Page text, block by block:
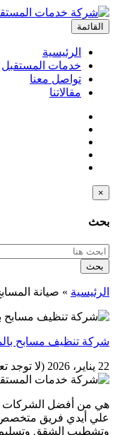
القائمة
الرئيسية
خدمات المستقبل
تواصل معنا
مقالاتنا
×
بحث
بحث
الرئيسية » صيانة
شركة تنظيف مسابح
22 يناير، 2026 (لا توجد
هي من أفضل الشركات
علي أيدي فريق متخصص
وتشطيب الشقق وتسليم